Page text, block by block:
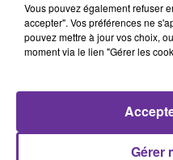
JOURNAL EN LANGUE
LE JOURNAL DU LIBAN
0:00
Vous pouvez également refuser
accepter". Vos préférences ne
pouvez mettre à jour vos choix,
moment via le lien "Gérer les
Gérer